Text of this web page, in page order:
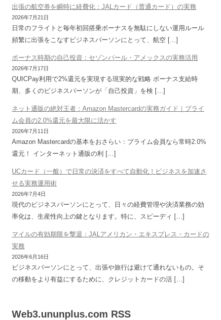
出張の航空券を瞬時に経費化：JALカード（普通カード）の実務
2026年7月21日
日常のフライトと毎年初回搭乗ボーナスを無駄にしない運用ルール
頻繁に出張をこなすビジネスパーソンにとって、航空 […]
ボーナス時期の自己投資：セゾンパール・アメックスの実務活用
2026年7月17日
QUICPay利用で2%還元を実現する現実的な戦略 ボーナス支給時
期、多くのビジネスパーソンが「自己投資」を検 […]
ネット通販の絶対王者：Amazon Mastercardの実務ガイド｜プライ
ム会員の2.0%還元を最大限に活かす
2026年7月11日
Amazon Mastercardの基本をおさらい：プライム会員なら常時2.0%
還元！ インターネット通販の利 […]
UCカード（一般）で日常の決済をすべて自動化！ビジネスを加速さ
せる実務運用術
2026年7月4日
現代のビジネスパーソンにとって、日々の経費管理や決済業務の効
率化は、生産性向上の鍵となります。特に、スピーディ […]
マイルの有効期限を撃退：JALアメリカン・エキスプレス・カードの
実務
2026年6月16日
ビジネスパーソンにとって、出張や旅行は避けて通れないもの。そ
の移動をより有益にするために、クレジットカードの活 […]
Web3.ununplus.com RSS